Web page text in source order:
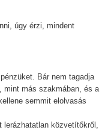
úgy érzi, mindent
Bár nem tagadja
mint más szakmában, és a
semmit elolvasás
közvetítőkről,